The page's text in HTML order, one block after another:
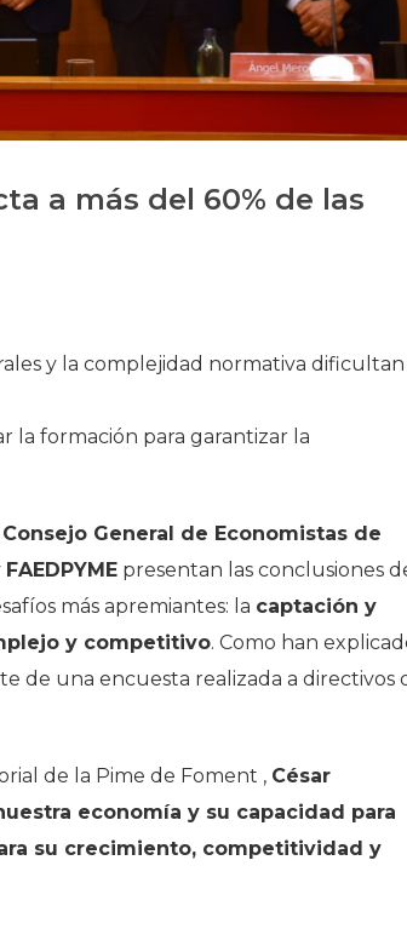
Galería de Presidentes
Biblioteca Archivo
Sede Social
a más del 60% de las
y la complejidad normativa dificultan
la formación para garantizar la
Consejo General de Economistas de
FAEDPYME presentan las conclusiones
más apremiantes: la captación y
y competitivo. Como han
de una encuesta realizada a directivos
de la Pime de Foment , César
economía y su capacidad para
su crecimiento, competitividad y